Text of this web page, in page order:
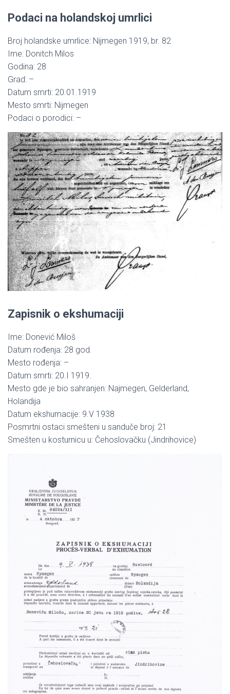
Podaci na holandskoj umrlici
Broj holandske umrlice: Nijmegen 1919, br. 82
Ime: Donitch Milos
Godina: 28
Grad: –
Datum smrti: 20.01.1919
Mesto smrti: Nijmegen
Podaci o porodici: –
Zapisnik o ekshumaciji
Ime: Donević Miloš
Datum rođenja: 28 god.
Mesto rođenja: –
Datum smrti: 20.I 1919.
Mesto gde je bio sahranjen: Najmegen, Gelderland,
Holandija
Datum ekshumacije: 9.V 1938
Posmrtni ostaci smešteni u sanduče broj: 21
Smešten u kosturnicu u: Čehoslovačku (Jindrihovice)